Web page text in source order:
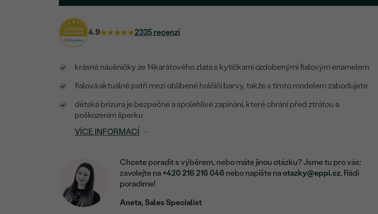
4.9 2335 recenzí
krásné náušničky ze 14karátového zlata s kytičkami ozdobenými fialovým enamelem
fialová aktuálně patří mezi oblíbené holčičí barvy, takže s tímto modelem zabodujete
dětská brizura je bezpečné a spolehlivé zapínání, které chrání před ztrátou a
poškozením šperku
VÍCE INFORMACÍ
Chcete poradit s výběrem, nebo máte jinou otázku? Jsme tu pro vás:
zavolejte na +420 216 216 046 nebo napište naotazky@eppi.cz. Rádi
poradíme!
Aneta, Sales Specialist